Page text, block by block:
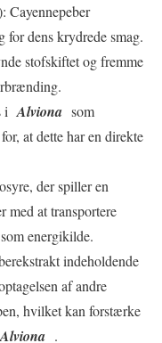
Cayennepeber
for dens krydrede smag.
stofskiftet og fremme
i Alviona som
at dette har en direkte
der spiller en
at transportere
energikilde.
indeholdende
af ​​andre
hvilket kan forstærke
Alviona .